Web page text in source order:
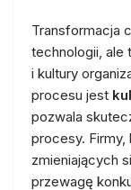
Transformacja
technologii, ale
i kultury
procesu jest
pozwala
procesy.
zmieniających
przewagę